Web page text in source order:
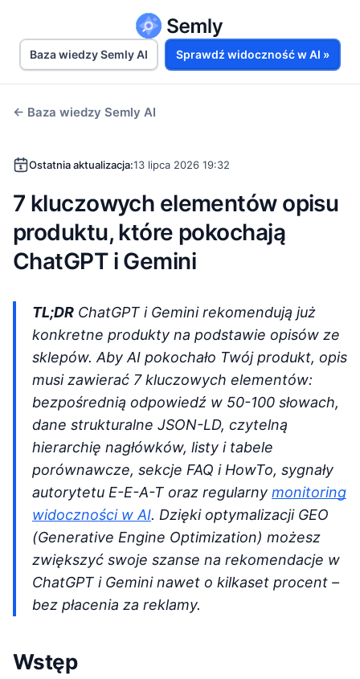
Baza wiedzy Semly AI Sprawdź widoczność w AI »
← Baza wiedzy Semly AI
Ostatnia aktualizacja:13 lipca 2026 19:32
7 kluczowych elementów opisu
produktu, które pokochają
ChatGPT i Gemini
TL;DR ChatGPT i Gemini rekomendują już
konkretne produkty na podstawie opisów ze
sklepów. Aby AI pokochało Twój produkt, opis
musi zawierać 7 kluczowych elementów:
bezpośrednią odpowiedź w 50-100 słowach,
dane strukturalne JSON-LD, czytelną
hierarchię nagłówków, listy i tabele
porównawcze, sekcje FAQ i HowTo, sygnały
autorytetu E-E-A-T oraz regularny monitoring
widoczności w AI. Dzięki optymalizacji GEO
(Generative Engine Optimization) możesz
zwiększyć swoje szanse na rekomendacje w
ChatGPT i Gemini nawet o kilkaset procent –
bez płacenia za reklamy.
Wstęp